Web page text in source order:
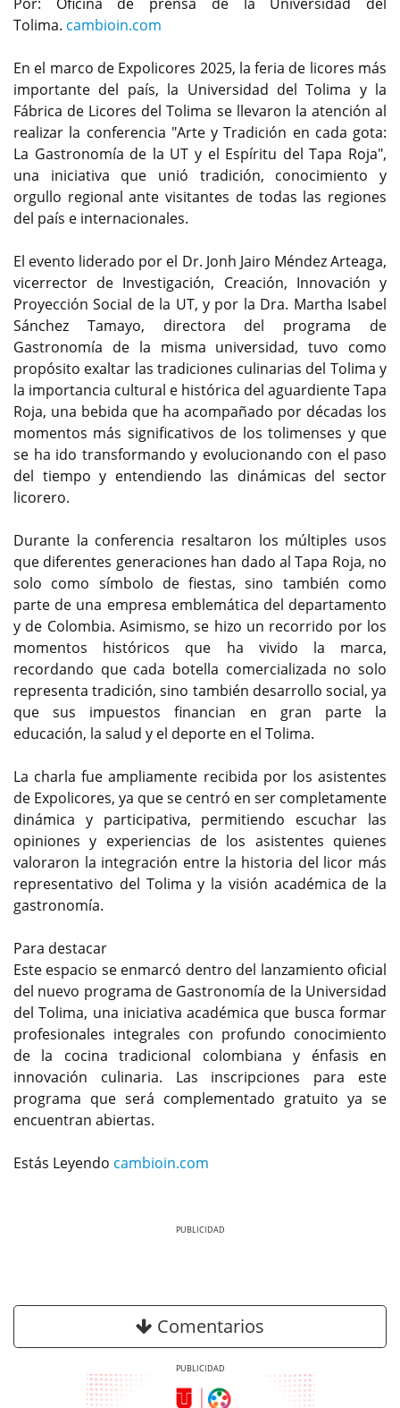
Tolima. cambioin.com
En el marco de Expolicores 2025, la feria de licores más
importante del país, la Universidad del Tolima y la
Fábrica de Licores del Tolima se llevaron la atención al
realizar la conferencia "Arte y Tradición en cada gota:
La Gastronomía de la UT y el Espíritu del Tapa Roja",
una iniciativa que unió tradición, conocimiento y
orgullo regional ante visitantes de todas las regiones
del país e internacionales.
El evento liderado por el Dr. Jonh Jairo Méndez Arteaga,
vicerrector de Investigación, Creación, Innovación y
Proyección Social de la UT, y por la Dra. Martha Isabel
Sánchez Tamayo, directora del programa de
Gastronomía de la misma universidad, tuvo como
propósito exaltar las tradiciones culinarias del Tolima y
la importancia cultural e histórica del aguardiente Tapa
Roja, una bebida que ha acompañado por décadas los
momentos más significativos de los tolimenses y que
se ha ido transformando y evolucionando con el paso
del tiempo y entendiendo las dinámicas del sector
licorero.
Durante la conferencia resaltaron los múltiples usos
que diferentes generaciones han dado al Tapa Roja, no
solo como símbolo de fiestas, sino también como
parte de una empresa emblemática del departamento
y de Colombia. Asimismo, se hizo un recorrido por los
momentos históricos que ha vivido la marca,
recordando que cada botella comercializada no solo
representa tradición, sino también desarrollo social, ya
que sus impuestos financian en gran parte la
educación, la salud y el deporte en el Tolima.
La charla fue ampliamente recibida por los asistentes
de Expolicores, ya que se centró en ser completamente
dinámica y participativa, permitiendo escuchar las
opiniones y experiencias de los asistentes quienes
valoraron la integración entre la historia del licor más
representativo del Tolima y la visión académica de la
gastronomía.
Para destacar
Este espacio se enmarcó dentro del lanzamiento oficial
del nuevo programa de Gastronomía de la Universidad
del Tolima, una iniciativa académica que busca formar
profesionales integrales con profundo conocimiento
de la cocina tradicional colombiana y énfasis en
innovación culinaria. Las inscripciones para este
programa que será complementado gratuito ya se
encuentran abiertas.
Estás Leyendo cambioin.com
Comentarios